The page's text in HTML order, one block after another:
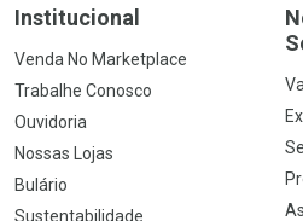
Institucional
Venda No Marketplace
Trabalhe Conosco
Ouvidoria
Nossas Lojas
Bulário
Sustentabilidade